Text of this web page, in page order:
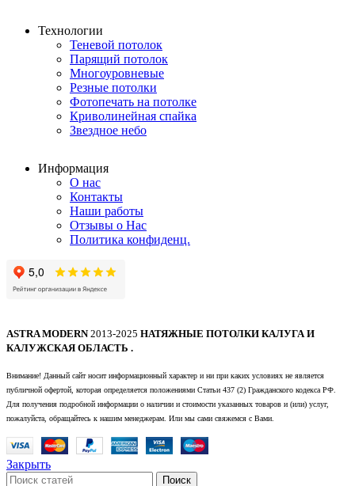
Технологии
Теневой потолок
Парящий потолок
Многоуровневые
Резные потолки
Фотопечать на потолке
Криволинейная спайка
Звездное небо
Информация
О нас
Контакты
Наши работы
Отзывы о Нас
Политика конфиденц.
ASTRA MODERN2013-2025 НАТЯЖНЫЕ ПОТОЛКИ КАЛУГА И
КАЛУЖСКАЯ ОБЛАСТЬ .
Внимание! Данный сайт носит информационный характер и ни при каких условиях не является
публичной офертой, которая определяется положениями Статьи 437 (2) Гражданского кодекса РФ.
Для получения подробной информации о наличии и стоимости указанных товаров и (или) услуг,
пожалуйста, обращайтесь к нашим менеджерам. Или мы сами свяжемся с Вами.
Закрыть
Поиск